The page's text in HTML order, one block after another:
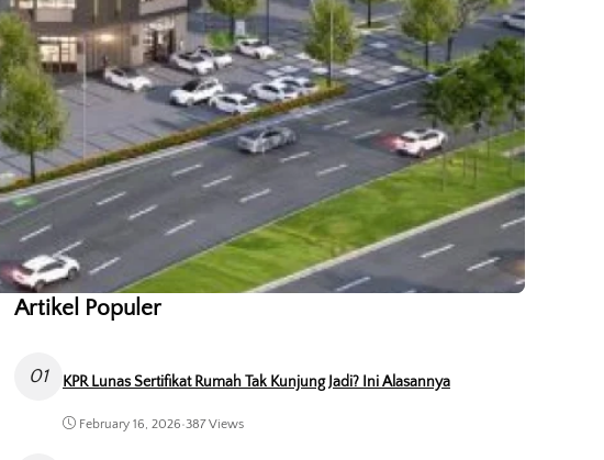
Artikel Populer
01 KPR Lunas Sertifikat Rumah Tak Kunjung Jadi? Ini Alasannya
February 16, 2026•387 Views